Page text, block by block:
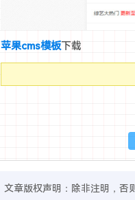
苹果cms模板下载
文章版权声明：除非注明，否